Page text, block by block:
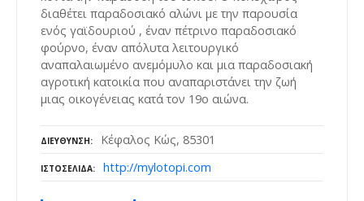
διαθέτει παραδοσιακό αλώνι με την παρουσία
ενός γαϊδουριού , έναν πέτρινο παραδοσιακό
φούρνο, έναν απόλυτα λειτουργικό
αναπαλαιωμένο ανεμόμυλο και μια παραδοσιακή
αγροτική κατοικία που αναπαριστάνει την ζωή
μιας οικογένειας κατά τον 19ο αιώνα.
ΔΙΕΎΘΥΝΣΗ Κέφαλος Κώς, 85301
ΙΣΤΟΣΕΛΊΔΑ http://mylotopi.com